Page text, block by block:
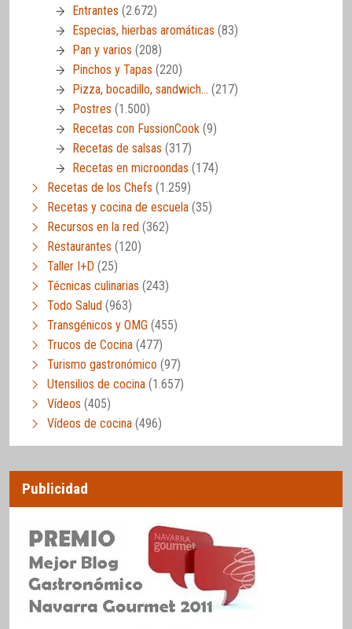
Entrantes (2.672)
Especias, hierbas aromáticas (83)
Pan y varios (208)
Pinchos y Tapas (220)
Pizza, bocadillo, sandwich… (217)
Postres (1.500)
Recetas con FussionCook (9)
Recetas de salsas (317)
Recetas en microondas (174)
Recetas de los Chefs (1.259)
Recetas y cocina de escuela (35)
Recursos en la red (362)
Restaurantes (120)
Taller I+D (25)
Técnicas culinarias (243)
Todo Salud (963)
Transgénicos y OMG (455)
Trucos de Cocina (477)
Turismo gastronómico (97)
Utensilios de cocina (1.657)
Vídeos (405)
Vídeos de cocina (496)
Publicidad